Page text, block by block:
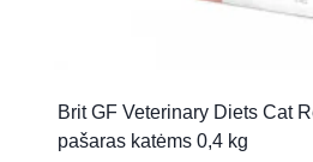
Brit GF Veterinary Diets Cat
pašaras katėms 0,4 kg